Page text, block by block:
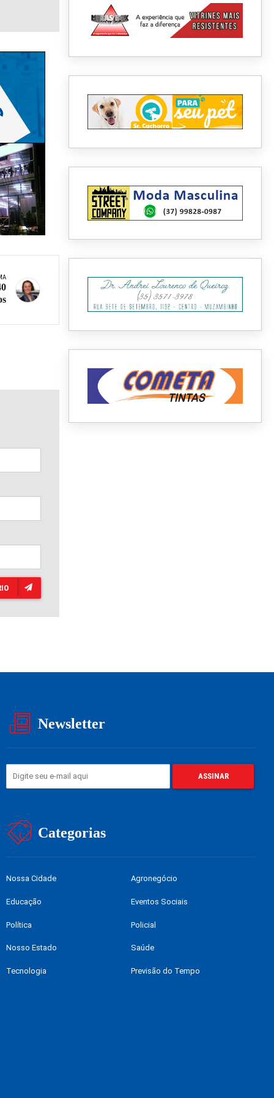
Newsletter
Categorias
Nossa Cidade Agronegócio
Educação Eventos Sociais
Política Policial
Nosso Estado Saúde
Tecnologia Previsão do Tempo